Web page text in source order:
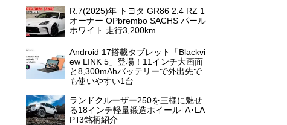
R.7(2025)年 トヨタ GR86 2.4 RZ 1
オーナー OPbrembo SACHS パール
ホワイト 走行3,200km
Android 17搭載タブレット「Blackvi
ew LINK 5」登場！11インチ大画面
と8,300mAhバッテリーで外出先で
も使いやすい1台
ランドクルーザー250を三様に魅せ
る18インチ軽量鍛造ホイール｢A･LA
P｣3銘柄紹介